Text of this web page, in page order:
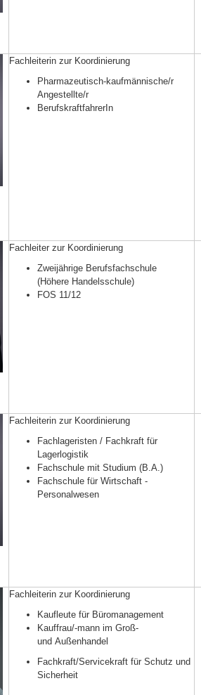
Fachleiterin zur Koordinierung
Pharmazeutisch-kaufmännische/r
Angestellte/r
BerufskraftfahrerIn
Fachleiter zur Koordinierung
Zweijährige Berufsfachschule
(Höhere Handelsschule)
FOS 11/12
Fachleiterin zur Koordinierung
Fachlageristen / Fachkraft für
Lagerlogistik
Fachschule mit Studium (B.A.)
Fachschule für Wirtschaft -
Personalwesen
Fachleiterin zur Koordinierung
Kaufleute für Büromanagement
Kauffrau/-mann im Groß-
und Außenhandel
Fachkraft/Servicekraft für Schutz und
Sicherheit